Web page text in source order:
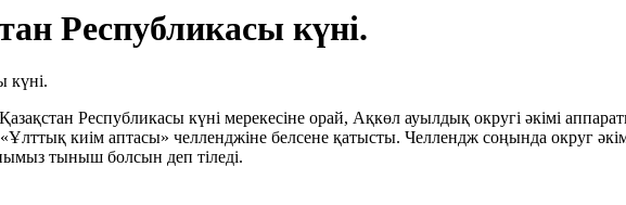
Республикасы күні.
Республикасы күні мерекесіне орай, Ақкөл ауылдық округі әкімі
киім аптасы» челленджіне белсене қатысты. Челлендж соңында округ
тыныш болсын деп тіледі.